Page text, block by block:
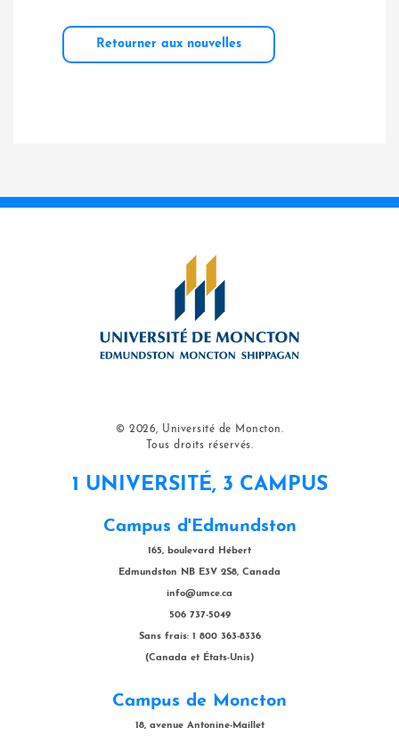
Retourner aux nouvelles
© 2026, Université de Moncton.
Tous droits réservés.
1 UNIVERSITÉ, 3 CAMPUS
Campus d'Edmundston
165, boulevard Hébert
Edmundston NB E3V 2S8, Canada
info@umce.ca
506 737-5049
Sans frais: 1 800 363-8336
(Canada et États-Unis)
Campus de Moncton
18, avenue Antonine-Maillet